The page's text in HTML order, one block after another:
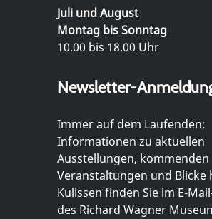
Juli und August
Montag bis Sonntag
10.00 bis 18.00 Uhr
Newsletter-
Immer auf dem Laufenden:
Informationen zu aktuellen
Ausstellungen, kommenden
Veranstaltungen und Blicke
Kulissen finden Sie im E-
des Richard Wagner